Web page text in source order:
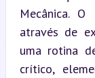
Mecânica.
através de
uma rotina
crítico,